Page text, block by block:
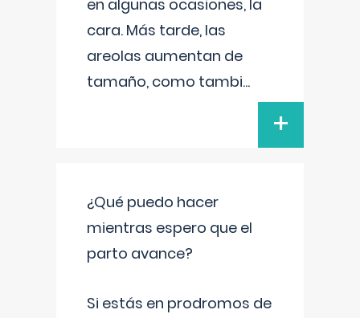
en algunas ocasiones, la
cara. Más tarde, las
areolas aumentan de
tamaño, como tambi...
+
¿Qué puedo hacer
mientras espero que el
parto avance?
Si estás en prodromos de